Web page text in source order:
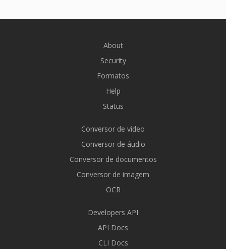
About
Security
Formatos
Help
Status
Conversor de vídeo
Conversor de áudio
Conversor de documentos
Conversor de imagem
OCR
Developers API
API Docs
CLI Docs